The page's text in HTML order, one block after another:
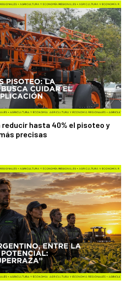
hasta 40% el pisoteo y
precisas